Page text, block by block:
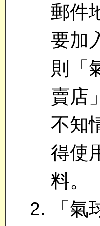
郵件
要加
則「
賣店
不知
得使
料。
「